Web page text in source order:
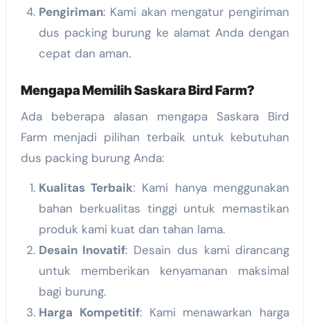
Pengiriman: Kami akan mengatur pengiriman
dus packing burung ke alamat Anda dengan
cepat dan aman.
Mengapa Memilih Saskara Bird Farm?
Ada beberapa alasan mengapa Saskara Bird
Farm menjadi pilihan terbaik untuk kebutuhan
dus packing burung Anda:
Kualitas Terbaik: Kami hanya menggunakan
bahan berkualitas tinggi untuk memastikan
produk kami kuat dan tahan lama.
Desain Inovatif: Desain dus kami dirancang
untuk memberikan kenyamanan maksimal
bagi burung.
Harga Kompetitif: Kami menawarkan harga